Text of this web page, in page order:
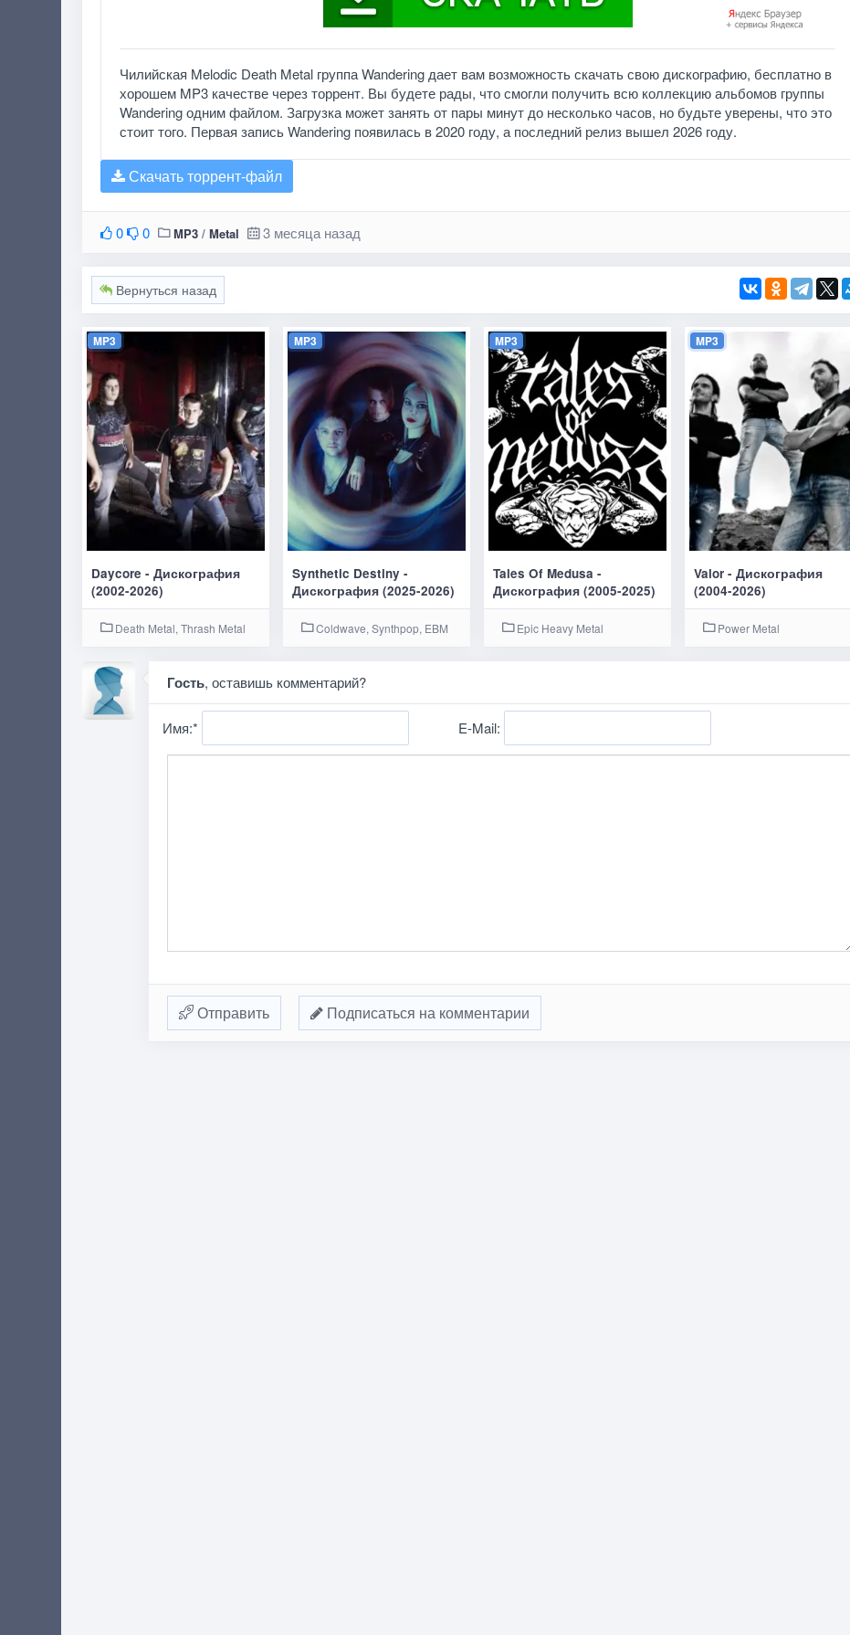
Чилийская Melodic Death Metal группа Wandering дает вам возможность скачать свою дискографию, бесплатно в
хорошем MP3 качестве через торрент. Вы будете рады, что смогли получить всю коллекцию альбомов группы
Wandering одним файлом. Загрузка может занять от пары минут до несколько часов, но будьте уверены, что это
стоит того. Первая запись Wandering появилась в 2020 году, а последний релиз вышел 2026 году.
Скачать торрент-файл
0 0 MP3/ Metal 3 месяца назад
Вернуться назад
MP3
Daycore - Дискография
(2002-2026)
Death Metal, Thrash Metal
MP3
Synthetic Destiny -
Дискография (2025-2026)
Coldwave, Synthpop, EBM
MP3
Tales Of Medusa -
Дискография (2005-2025)
Epic Heavy Metal
MP3
Valor - Дискография
(2004-2026)
Power Metal
Гость, оставишь комментарий?
Имя:* E-Mail:
Отправить Подписаться на комментарии